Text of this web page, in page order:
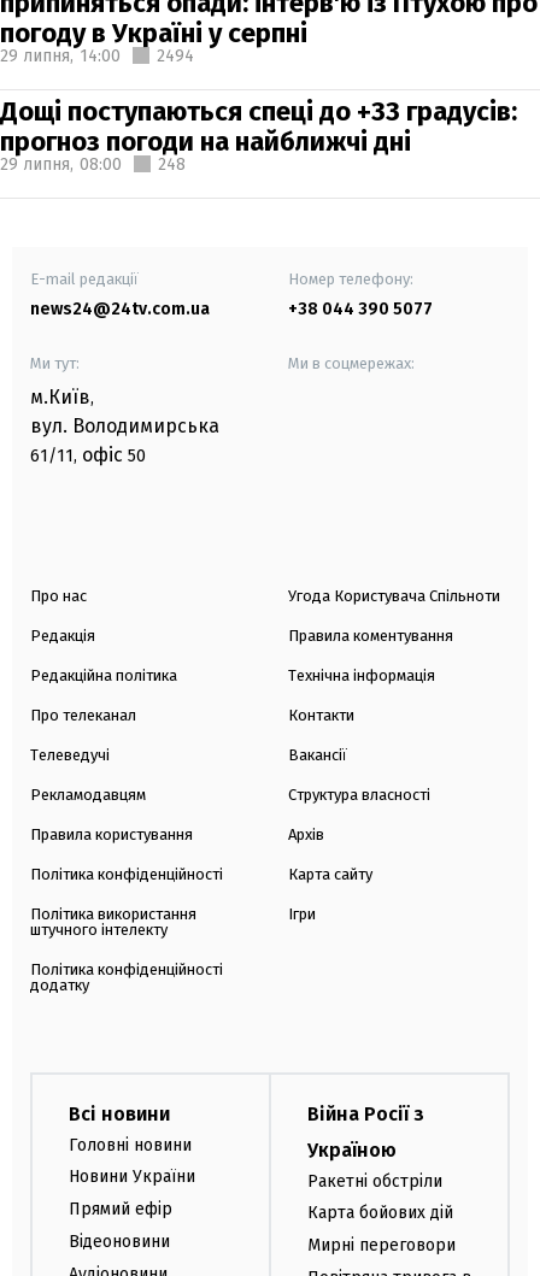
погоду в Україні у серпні
29 липня, 14:00 2494
Дощі поступаються спеці до +33 градусів:
прогноз погоди на найближчі дні
29 липня, 08:00 248
E-mail редакції
news24@24tv.com.ua
Номер телефону:
+38 044 390 5077
Ми тут:
м.Київ,
вул. Володимирська
61/11, офіс 50
Ми в соцмережах:
Про нас
Редакція
Редакційна політика
Про телеканал
Телеведучі
Рекламодавцям
Правила користування
Політика конфіденційності
Політика використання
штучного інтелекту
Політика конфіденційності
додатку
Угода Користувача Спільноти
Правила коментування
Технічна інформація
Контакти
Вакансії
Структура власності
Архів
Карта сайту
Ігри
Всі новини
Головні новини
Новини України
Прямий ефір
Відеоновини
Війна Росії з
Україною
Ракетні обстріли
Карта бойових дій
Мирні переговори